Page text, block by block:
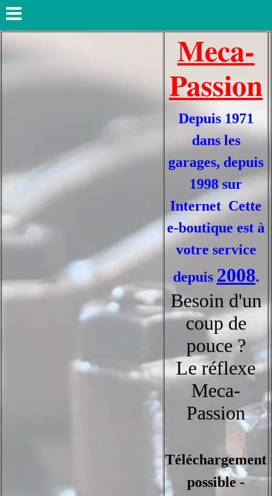
Meca-
Passion
Depuis 1971
dans les
garages, depuis
1998 sur
Internet Cette
e-boutique est à
votre service
depuis 2008.
Besoin d'un
coup de
pouce ?
Le réflexe
Meca-
Passion
Téléchargement
possible -